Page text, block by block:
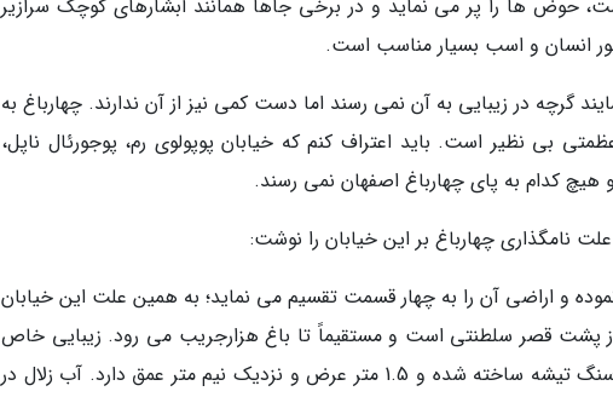
حوض ها را پر می نماید و در برخی جاها همانند آبشارهای کوچک سرازیر
انسان و اسب بسیار مناسب است.
گرچه در زیبایی به آن نمی رسند اما دست کمی نیز از آن ندارند. چهارباغ به
بی نظیر است. باید اعتراف کنم که خیابان پوپولوی رم، پوجورئال ناپل،
هیچ کدام به پای چهارباغ اصفهان نمی رسند.
نامگذاری چهارباغ بر این خیابان را نوشت:
و اراضی آن را به چهار قسمت تقسیم می نماید؛ به همین علت این خیابان
از پشت قصر سلطنتی است و مستقیماً تا باغ هزارجریب می رود. زیبایی خاص
این خیابان به خاطر نهر وسط آن است که از سنگ تیشه ساخته شده و 1.5 متر عرض و نزدیک نیم متر عمق دارد. آب زلال در